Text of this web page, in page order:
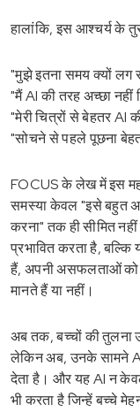
हालांकि, इस आश्चर्य के
"मुझे इतना समय क्यों लग
"मैं AI की तरह अच्छा
"मेरी चित्रों से बेहतर AI
"सोचने से पहले पूछना
FOCUS के लेख में इस
समस्या केवल "इसे बहुत
करना" तक ही सीमित
प्रभावित करता है,
हैं, अपनी असफलताओं को
मानते हैं या नहीं।
अब तक, बच्चों की तुलना
लेकिन अब, उनके सामने
देता है। और यह AI न
भी करता है जिन्हें बच्चे